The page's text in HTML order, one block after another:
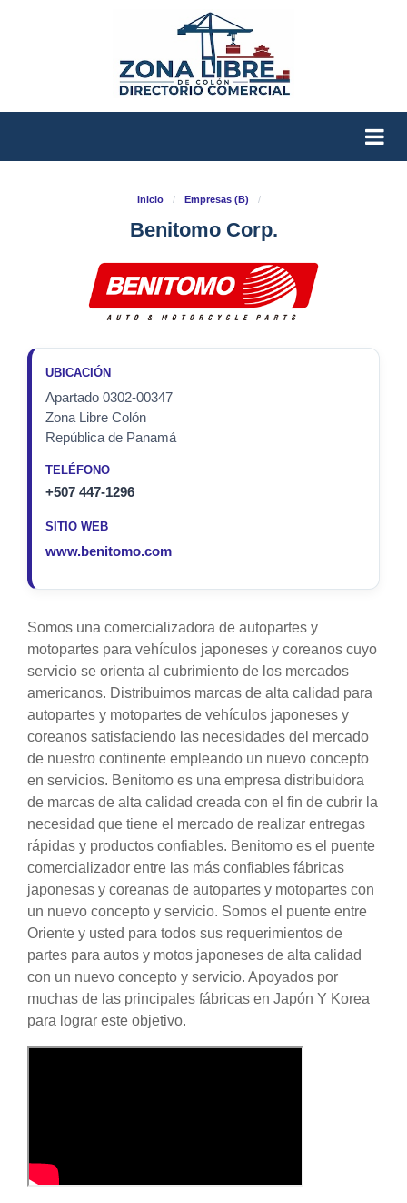
Inicio / Empresas (B) /
Benitomo Corp.
UBICACIÓN
Apartado 0302-00347
Zona Libre Colón
República de Panamá
TELÉFONO
+507 447-1296
SITIO WEB
www.benitomo.com
Somos una comercializadora de autopartes y
motopartes para vehículos japoneses y coreanos cuyo
servicio se orienta al cubrimiento de los mercados
americanos. Distribuimos marcas de alta calidad para
autopartes y motopartes de vehículos japoneses y
coreanos satisfaciendo las necesidades del mercado
de nuestro continente empleando un nuevo concepto
en servicios. Benitomo es una empresa distribuidora
de marcas de alta calidad creada con el fin de cubrir la
necesidad que tiene el mercado de realizar entregas
rápidas y productos confiables. Benitomo es el puente
comercializador entre las más confiables fábricas
japonesas y coreanas de autopartes y motopartes con
un nuevo concepto y servicio. Somos el puente entre
Oriente y usted para todos sus requerimientos de
partes para autos y motos japoneses de alta calidad
con un nuevo concepto y servicio. Apoyados por
muchas de las principales fábricas en Japón Y Korea
para lograr este objetivo.